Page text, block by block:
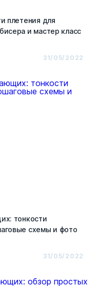
плетения для
и мастер класс
31/05/2022
тонкости
схемы и фото
31/05/2022